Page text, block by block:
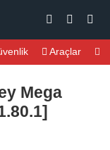
Araçlar
Mega